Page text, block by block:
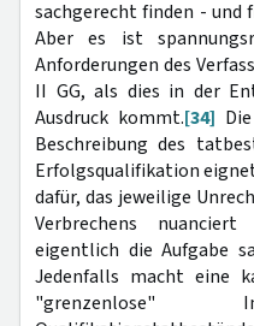
sachgerecht finden - und
Aber es ist
Anforderungen des
II GG, als dies in der
Ausdruck kommt.[34]
Beschreibung des
Erfolgsqualifikation
dafür, das jeweilige
Verbrechens
eigentlich die Aufgabe
Jedenfalls macht eine
"grenzenlose"